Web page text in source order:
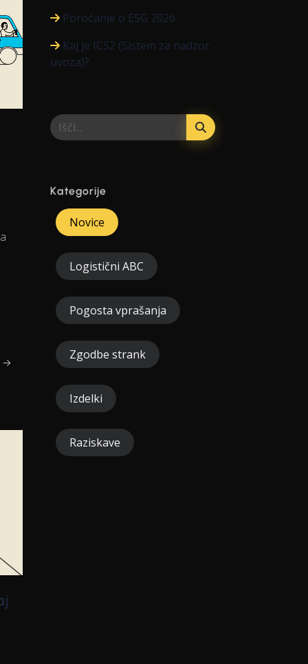
→
Poročanje o ESG 2026
Kaj je ICS2 (Sistem za nadzor
uvoza)?
Kategorije
Novice
Logistični ABC
Pogosta vprašanja
Zgodbe strank
Izdelki
Raziskave